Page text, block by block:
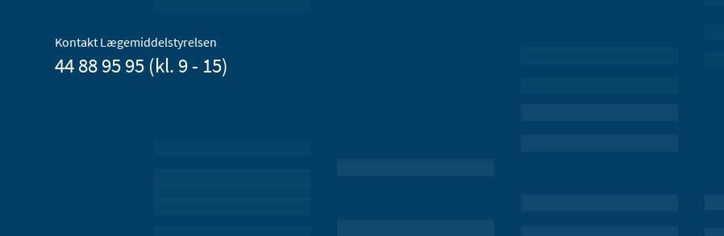
Kontakt Lægemiddelstyrelsen
44 88 95 95 (kl. 9 - 15)